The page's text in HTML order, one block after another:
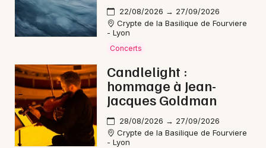
22/08/2026 → 27/09/2026
Crypte de la Basilique de Fourviere
- Lyon
Concerts
Candlelight :
hommage à Jean-
Jacques Goldman
28/08/2026 → 27/09/2026
Crypte de la Basilique de Fourviere
- Lyon